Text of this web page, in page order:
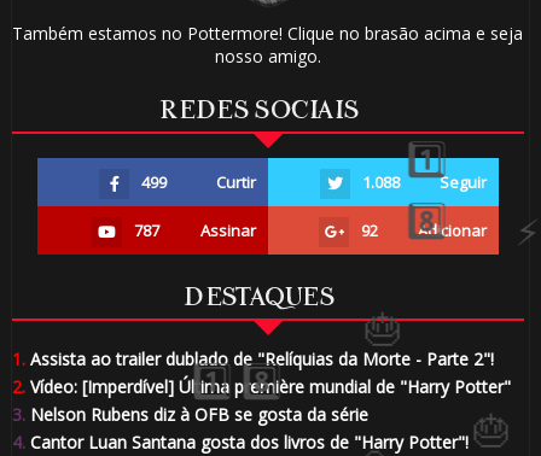
Também estamos no Pottermore! Clique no brasão acima e seja
nosso amigo.
REDES SOCIAIS
499 Curtir 1.088 Seguir
787 Assinar 92 Adicionar
DESTAQUES
1.Assista ao trailer dublado de "Relíquias da Morte - Parte 2"!
2.Vídeo: [Imperdível] Última première mundial de "Harry Potter"
3.Nelson Rubens diz à OFB se gosta da série
4.Cantor Luan Santana gosta dos livros de "Harry Potter"!